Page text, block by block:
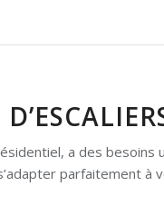
a des besoins
parfaitement à